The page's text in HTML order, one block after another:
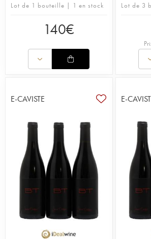
Lot de 1 bouteille | 1 en stock
140€
Lot de 3
E-CAVISTE E-